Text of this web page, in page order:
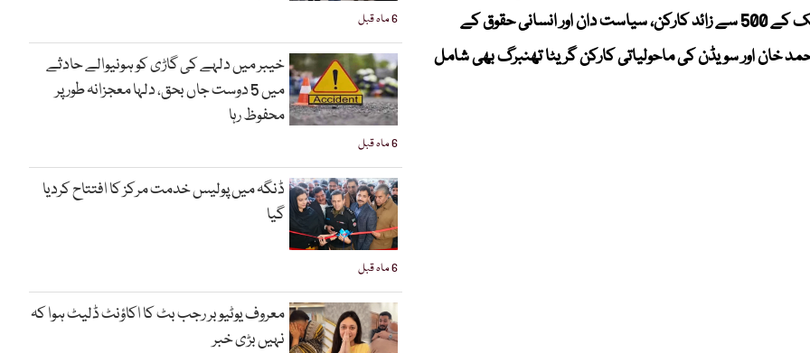
صمود فلوٹیلا اسپین سے روانہ ہوا تو اس میں دنیا کے مختلف ممالک کے 500 سے زائد کارکن، سیاست دان اور انسانی حقوق کے
خان اور سویڈن کی ماحولیاتی کارکن گریٹا تھنبرگ بھی شامل
6 ماہ قبل
6 ماہ قبل
خیبر میں دلہے کی گاڑی کو ہونیوالے حادثے
میں 5 دوست جاں بحق، دلہا معجزانہ طور پر
محفوظ رہا
6 ماہ قبل
ڈنگہ میں پولیس خدمت مرکز کا افتتاح کردیا
گیا
معروف یوٹیوبر رجب بٹ کا اکاؤنٹ ڈلیٹ ہوا کہ
نہیں بڑی خبر